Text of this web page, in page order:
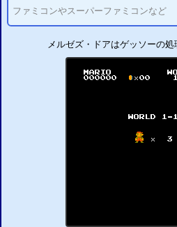
ファミコンやスーパーファミコンなど
メルゼズ・ドアはゲッソーの処